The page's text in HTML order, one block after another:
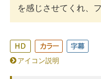
を感じさせてくれ、
アイコン説明